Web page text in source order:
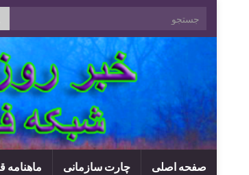
صفحه اصلی چارت سازمانی